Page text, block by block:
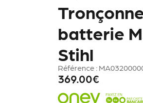
batterie
Stihl
Référence :
369.00€